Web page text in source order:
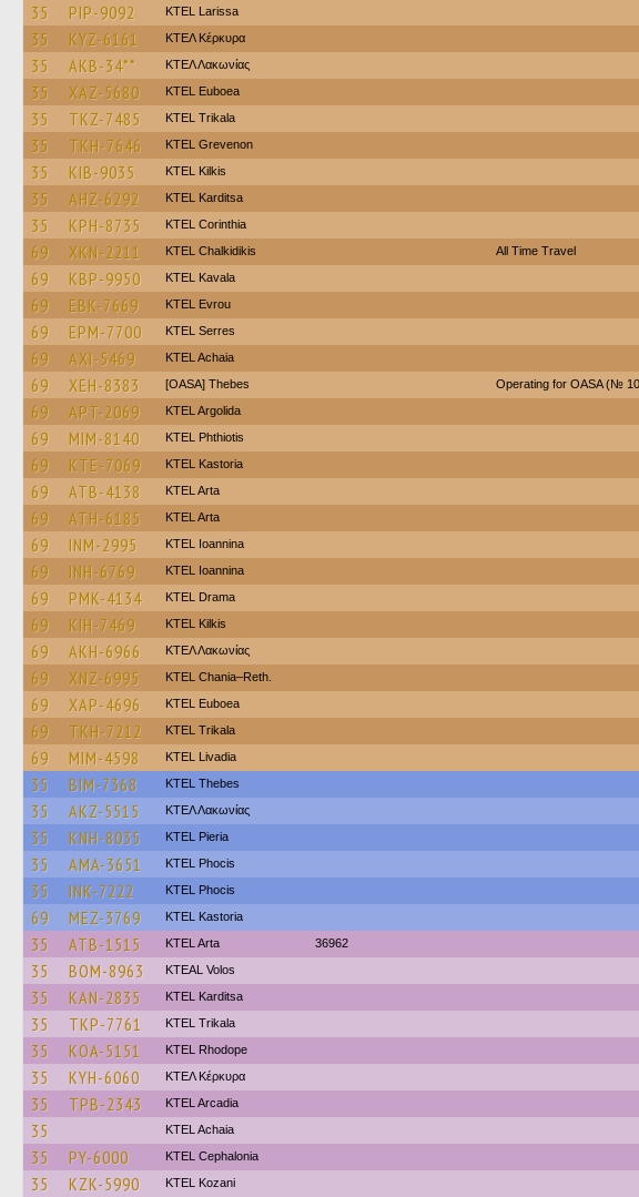
35 PIP-9092 KTEL Larissa
35 KYZ-6161 ΚΤΕΛ Κέρκυρα
35 AKB-34** ΚΤΕΛ Λακωνίας
35 XAZ-5680 ΚΤΕL Euboea
35 TKZ-7485 ΚΤΕL Τrikala
35 TKH-7646 ΚΤΕL Grevenon
35 KIB-9035 KTEL Kilkis
35 AHZ-6292 ΚΤΕL Karditsa
35 KPH-8735 KTEL Corinthia
69 XKN-2211 ΚΤΕL Chalkidikis All Time Travel
69 KBP-9950 KTEL Kavala
69 EBK-7669 KTEL Evrou
69 EPM-7700 KTEL Serres
69 AXI-5469 KTEL Achaia
69 XEH-8383 [OASA] Thebes Operating for OASA (№
69 APT-2069 KTEL Argolida
69 MIM-8140 ΚΤΕL Phthiotis
69 KTE-7069 KTEL Kastoria
69 ATB-4138 KTEL Arta
69 ATH-6185 KTEL Arta
69 INM-2995 KTEL Ioannina
69 INH-6769 KTEL Ioannina
69 PMK-4134 KTEL Drama
69 KIH-7469 KTEL Kilkis
69 AKH-6966 ΚΤΕΛ Λακωνίας
69 XNZ-6995 KTEL Chania–Reth.
69 XAP-4696 ΚΤΕL Euboea
69 TKH-7212 ΚΤΕL Τrikala
69 MIM-4598 KTEL Livadia
35 BIM-7368 KTEL Thebes
35 AKZ-5515 ΚΤΕΛ Λακωνίας
35 KNH-8035 KTEL Pieria
35 AMA-3651 ΚΤΕL Phocis
35 INK-7222 ΚΤΕL Phocis
69 MEZ-3769 KTEL Kastoria
35 ATB-1515 KTEL Arta 36962
35 BOM-8963 KTEAL Volos
35 KAN-2835 ΚΤΕL Karditsa
35 TKP-7761 ΚΤΕL Τrikala
35 KOA-5151 KTEL Rhodope
35 KYH-6060 ΚΤΕΛ Κέρκυρα
35 TPB-2343 KTEL Arcadia
35 KTEL Achaia
35 PY-6000 KTEL Cephalonia
35 KZK-5990 ΚΤΕL Kozani